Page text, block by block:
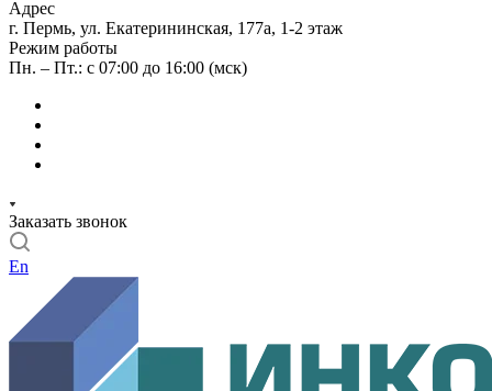
Адрес
г. Пермь, ул. ​Екатерининская, 177а, ​1-2 этаж
Режим работы
Пн. – Пт.: с 07:00 до 16:00 (мск)
Заказать звонок
En